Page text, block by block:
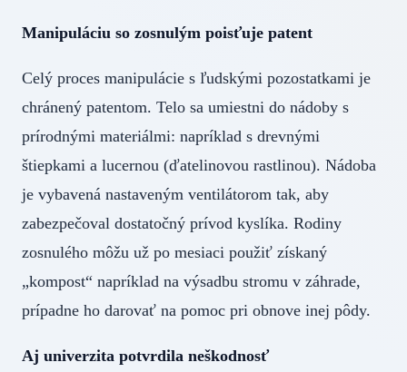
Manipuláciu so zosnulým poisťuje patent
Celý proces manipulácie s ľudskými pozostatkami je
chránený patentom. Telo sa umiestni do nádoby s
prírodnými materiálmi: napríklad s drevnými
štiepkami a lucernou (ďatelinovou rastlinou). Nádoba
je vybavená nastaveným ventilátorom tak, aby
zabezpečoval dostatočný prívod kyslíka. Rodiny
zosnulého môžu už po mesiaci použiť získaný
„kompost“ napríklad na výsadbu stromu v záhrade,
prípadne ho darovať na pomoc pri obnove inej pôdy.
Aj univerzita potvrdila neškodnosť